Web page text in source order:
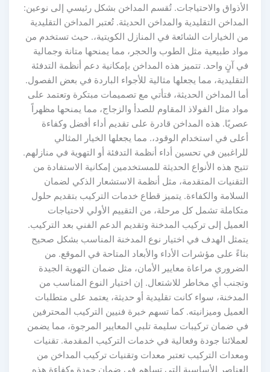
والاحتياجات. تُقسم المداخن بشكل رئيسي إلى نوعين:
التقليدية والمداخن الحديثة. تُعتبر المداخن التقليدية
الخيارات الشائعة في المنازل الكويتية،. حيث تستخدم من
طبيعية مثل الطوب والحجر، مما يمنحها متانة وجمالية
آنٍ واحد. تتميز هذه المداخن بإمكانية دعم أنظمة التدفئة
مما يجعلها مثالية للأجواء الباردة في بعض الفصول.
المداخن الحديثة، فتأتي مع تصميمات مبتكرة وتعتمد على
مثل الفولاذ المقاوم للصدأ والزجاج، مما يمنحها مظهراً
هذه المداخن قادرة على تقديم أداء أفضل وكفاءة
في استخدام الوقود،. مما يجعلها الخيار المثالي
في تحسين أداء أنظمة التدفئة أو التهوية في منازلهم.
هذه الأنواع الحديثة للمستخدمين إمكانية الاستفادة من
المتقدمة، مثل أنظمة الاستشعار الذكي لضمان
والكفاءة. يتميز قطاع خدمات التركيب بتقديم حلول
تشمل كل مرحلة، من التقييم الأولي لاحتياجات
إلى تركيب المدخنة وتقديم الدعم الفني بعد التركيب.
الهدف في اختيار نوع المدخنة المناسب بشكل صحيح
على مؤشرات الأداء والأبعاد المتاحة في الموقع. من
مراعاة معايير الأمان، مثل ضمان التهوية الجيدة
أي مخاطر للاشتعال. إن اختيار النوع المناسب من
سواء كانت تقليدية أو حديثة، يعتمد على متطلبات
وميزانيته. كما تسهم خبرة فنيين التركيب المحترفين
ضمان تركيبات سليمة تلبي المعايير المرجوة، مما يضمن
جودة وفعالية في خدمات التركيب المقدمة. تقنيات
التركيب تعتبر معدات وتقنيات تركيب المداخن من
الأساسية التي تساهم في ضمان جودة وكفاءة هذه